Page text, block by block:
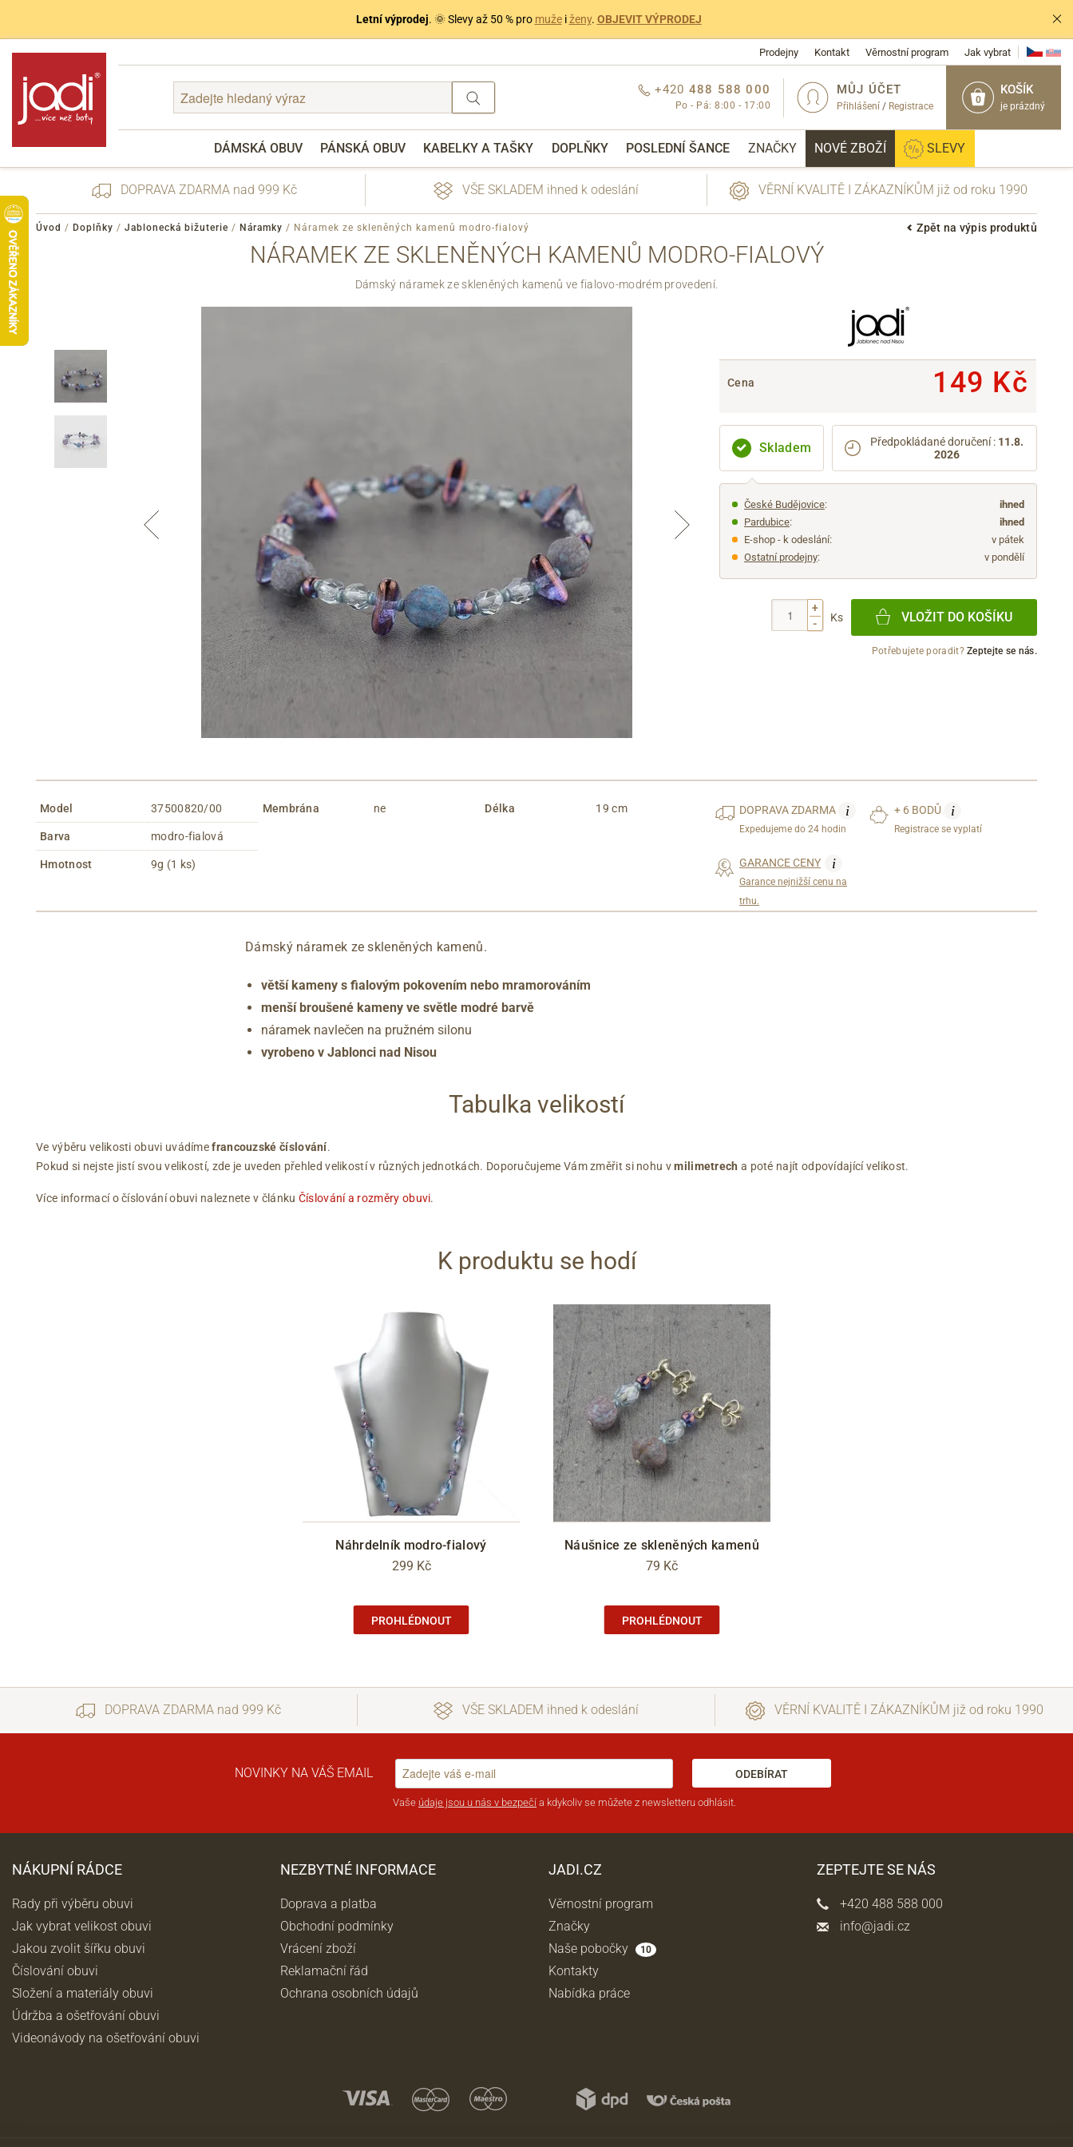
Letní výprodej. 🌞 Slevy až 50 % pro mužeiženy. OBJEVIT VÝPRODEJ
Prodejny Kontakt Věrnostní program Jak vybrat
0
KOŠÍK
je prázdný
MŮJ ÚČET
Přihlášení / Registrace
+420 488 588 000
Po - Pá: 8:00 - 17:00
DÁMSKÁ OBUV PÁNSKÁ OBUV KABELKY A TAŠKY DOPLŇKY POSLEDNÍ ŠANCE ZNAČKY NOVÉ ZBOŽÍ SLEVY
zpracování osobních údajů
DOPRAVA ZDARMA nad 999 Kč VŠE SKLADEM ihned k odeslání VĚRNÍ KVALITĚ I ZÁKAZNÍKŮM již od roku 1990
Zpět na výpis produktů
Úvod / Doplňky / Jablonecká bižuterie / Náramky / Náramek ze skleněných kamenů modro-fialový
NÁRAMEK ZE SKLENĚNÝCH KAMENŮ MODRO-FIALOVÝ
Dámský náramek ze skleněných kamenů ve fialovo-modrém provedení.
Cena 149 Kč
Skladem Předpokládané doručení : 11.8.
2026
České Budějovice:
ihned
Pardubice:
ihned
E-shop - k odeslání:
v pátek
Ostatní prodejny: v pondělí
+
-
Ks VLOŽIT DO KOŠÍKU
Potřebujete poradit?Zeptejte se nás.
Model 37500820/00
Barva modro-fialová
Hmotnost 9g (1 ks)
Membrána ne Délka 19 cm DOPRAVAZDARMA i
Expedujeme do 24 hodin
+ 6 BODŮ i
Registrace se vyplatí
GARANCE CENY i
Garance nejnižší cenu na
trhu.
Dámský náramek ze skleněných kamenů.
větší kameny s fialovým pokovením nebo mramorováním
menší broušené kameny ve světle modré barvě
náramek navlečen na pružném silonu
vyrobeno v Jablonci nad Nisou
Tabulka velikostí
Ve výběru velikosti obuvi uvádímefrancouzské číslování.
Pokud si nejste jistí svou velikostí, zde je uveden přehled velikostí v různých jednotkách. Doporučujeme Vám změřit si nohu vmilimetrech a poté najít odpovídající velikost.
Více informací o číslování obuvi naleznete v článku Číslování a rozměry obuvi.
K produktu se hodí
Náhrdelník modro-fialový
299 Kč
PROHLÉDNOUT
Náušnice ze skleněných kamenů
79 Kč
PROHLÉDNOUT
DOPRAVA ZDARMA nad 999 Kč VŠE SKLADEM ihned k odeslání VĚRNÍ KVALITĚ I ZÁKAZNÍKŮM již od roku 1990
NOVINKY NA VÁŠ EMAIL ODEBÍRAT
Vaše údaje jsou u nás v bezpečí a kdykoliv se můžete z newsletteru odhlásit.
NÁKUPNÍ RÁDCE
Rady při výběru obuvi
Jak vybrat velikost obuvi
Jakou zvolit šířku obuvi
Číslování obuvi
Složení a materiály obuvi
Údržba a ošetřování obuvi
Videonávody na ošetřování obuvi
NEZBYTNÉ INFORMACE
Doprava a platba
Obchodní podmínky
Vrácení zboží
Reklamační řád
Ochrana osobních údajů
JADI.CZ
Věrnostní program
Značky
Naše pobočky
10
Kontakty
Nabídka práce
ZEPTEJTE SE NÁS
+420 488 588 000
info@jadi.cz